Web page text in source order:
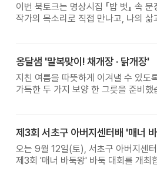
이번 북토크는 명상시집 『밥 벗』 속 문
작가의 목소리로 직접 만나고, 나의 삶
옹달샘 '말복맞이! 채개장 · 닭개장'
지친 여름을 따뜻하게 이겨낼 수 있도
가득한 두 가지 보양 한 그릇을 준비했
오는 9월 12일(토), 서초구 아버지센터
제3회 '매너 바둑왕' 바둑 대회를 개최